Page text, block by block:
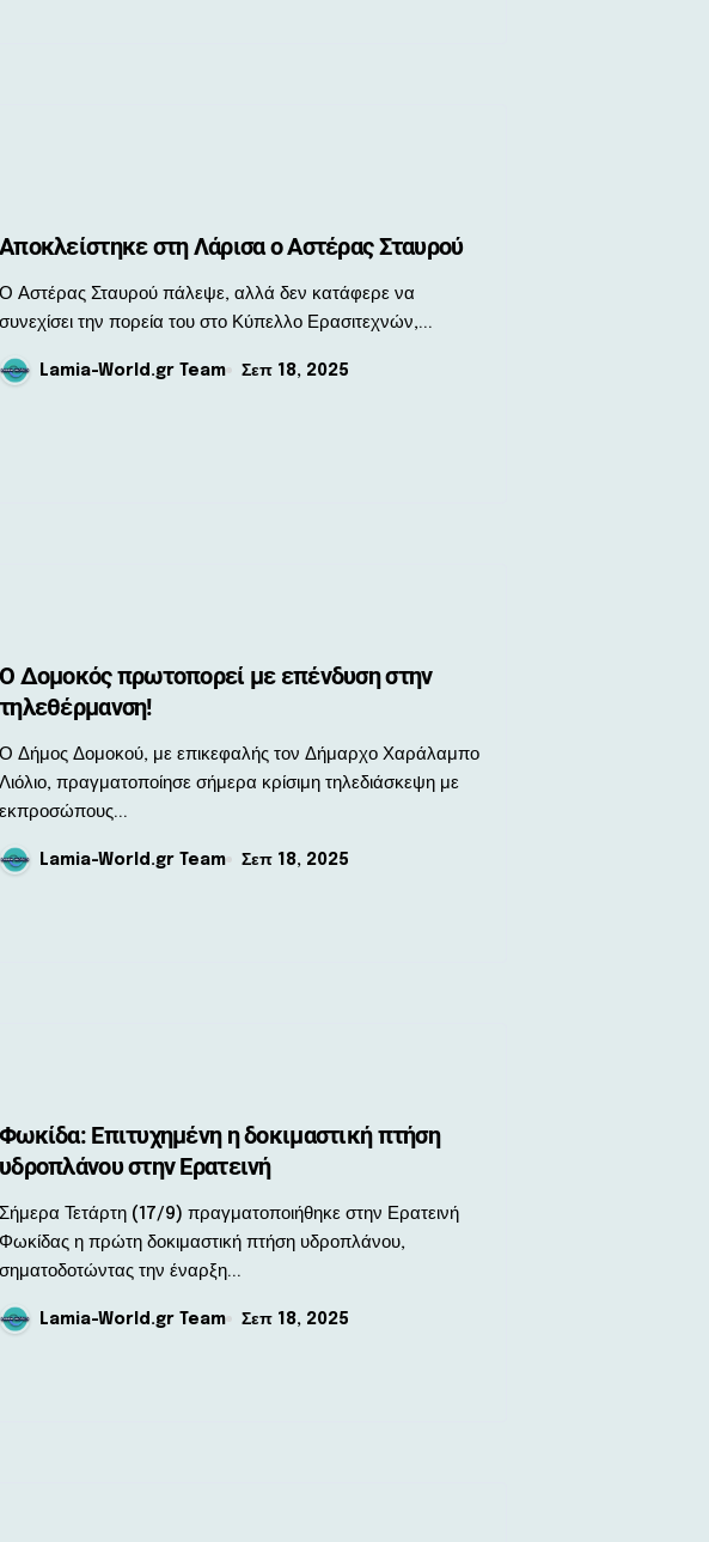
Αποκλείστηκε στη Λάρισα ο Αστέρας Σταυρού
Ο Αστέρας Σταυρού πάλεψε, αλλά δεν κατάφερε να
συνεχίσει την πορεία του στο Κύπελλο Ερασιτεχνών,...
Lamia-World.gr Team Σεπ 18, 2025
Ο Δομοκός πρωτοπορεί με επένδυση στην
τηλεθέρμανση!
Ο Δήμος Δομοκού, με επικεφαλής τον Δήμαρχο Χαράλαμπο
Λιόλιο, πραγματοποίησε σήμερα κρίσιμη τηλεδιάσκεψη με
εκπροσώπους...
Lamia-World.gr Team Σεπ 18, 2025
Φωκίδα: Επιτυχημένη η δοκιμαστική πτήση
υδροπλάνου στην Ερατεινή
Σήμερα Τετάρτη (17/9) πραγματοποιήθηκε στην Ερατεινή
Φωκίδας η πρώτη δοκιμαστική πτήση υδροπλάνου,
σηματοδοτώντας την έναρξη...
Lamia-World.gr Team Σεπ 18, 2025